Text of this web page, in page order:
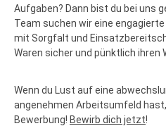
Aufgaben? Dann bist du bei uns
Team suchen wir eine
mit Sorgfalt und
Waren sicher und pünktlich ihren
Wenn du Lust auf eine
angenehmen Arbeitsumfeld
Bewerbung! Bewirb dich jetzt!